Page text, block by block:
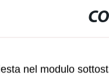
nel modulo